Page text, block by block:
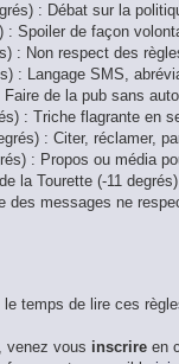
: Débat sur la
: Spoiler de façon
: Non respect des
: Langage SMS,
de la pub sans
: Triche flagrante en
: Citer, réclamer,
: Propos ou média
la Tourette (-11
des messages ne
temps de lire ces
venez vous inscrire en